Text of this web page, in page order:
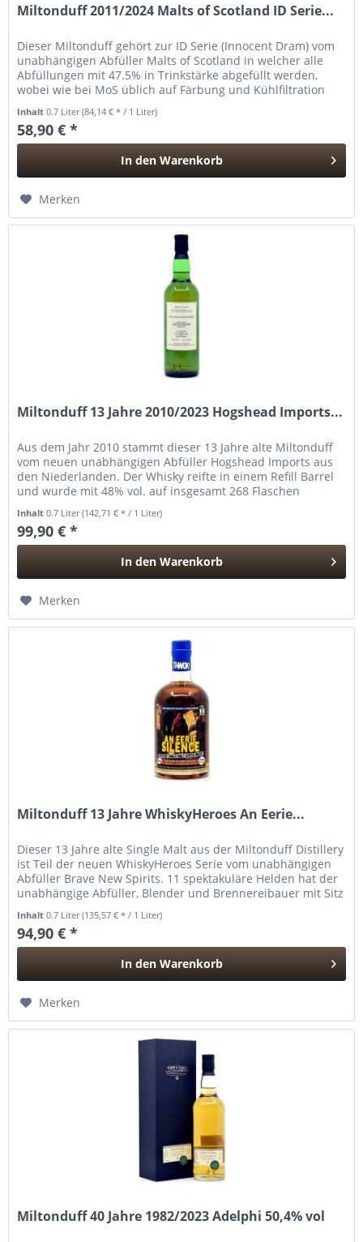
Miltonduff 2011/2024 Malts of Scotland ID Serie...
Dieser Miltonduff gehört zur ID Serie (Innocent Dram) vom
unabhängigen Abfüller Malts of Scotland in welcher alle
Abfüllungen mit 47.5% in Trinkstärke abgefüllt werden,
wobei wie bei MoS üblich auf Färbung und Kühlfiltration
Inhalt0.7 Liter(84,14 € * / 1 Liter)
58,90 € *
In den Warenkorb
Merken
Miltonduff 13 Jahre 2010/2023 Hogshead Imports...
Aus dem Jahr 2010 stammt dieser 13 Jahre alte Miltonduff
vom neuen unabhängigen Abfüller Hogshead Imports aus
den Niederlanden. Der Whisky reifte in einem Refill Barrel
und wurde mit 48% vol. auf insgesamt 268 Flaschen
Inhalt0.7 Liter(142,71 € * / 1 Liter)
99,90 € *
In den Warenkorb
Merken
Miltonduff 13 Jahre WhiskyHeroes An Eerie...
Dieser 13 Jahre alte Single Malt aus der Miltonduff Distillery
ist Teil der neuen WhiskyHeroes Serie vom unabhängigen
Abfüller Brave New Spirits. 11 spektakuläre Helden hat der
unabhängige Abfüller, Blender und Brennereibauer mit Sitz
Inhalt0.7 Liter(135,57 € * / 1 Liter)
94,90 € *
In den Warenkorb
Merken
Miltonduff 40 Jahre 1982/2023 Adelphi 50,4% vol